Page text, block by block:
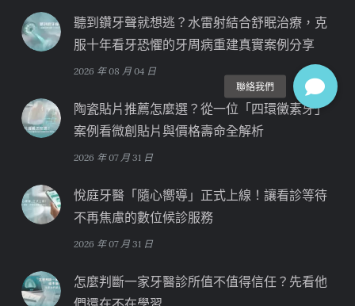
聽到鑽牙聲就想逃？水雷射結合舒眠治療，克
服十年看牙恐懼的牙周病重建真實案例分享
2026 年 08 月 04 日
陶瓷貼片推薦怎麼選？從一位「四環黴素牙」
案例看微創貼片與價格壽命全解析
2026 年 07 月 31 日
悅庭牙醫「隨心嚮導」正式上線！讓看診等待
不再焦慮的數位候診服務
2026 年 07 月 31 日
怎麼判斷一家牙醫診所值不值得信任？先看他